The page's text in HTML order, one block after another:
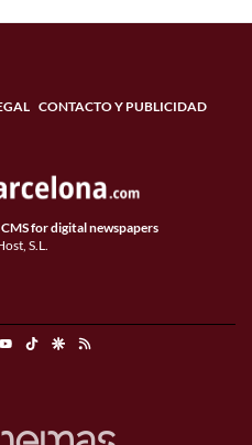
CONTACTO Y PUBLICIDAD
for digital newspapers
S.L.
TikTokGoogle Discover